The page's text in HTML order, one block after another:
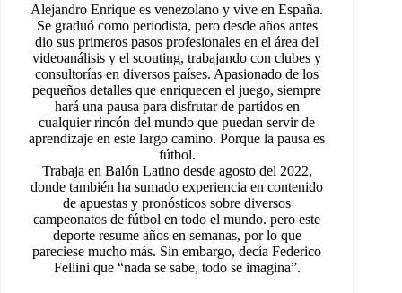
Alejandro Enrique es venezolano y vive en España.
Se graduó como periodista, pero desde años antes
dio sus primeros pasos profesionales en el área del
videoanálisis y el scouting, trabajando con clubes y
consultorías en diversos países. Apasionado de los
pequeños detalles que enriquecen el juego, siempre
hará una pausa para disfrutar de partidos en
cualquier rincón del mundo que puedan servir de
aprendizaje en este largo camino. Porque la pausa es
fútbol.
Trabaja en Balón Latino desde agosto del 2022,
donde también ha sumado experiencia en contenido
de apuestas y pronósticos sobre diversos
campeonatos de fútbol en todo el mundo. pero este
deporte resume años en semanas, por lo que
pareciese mucho más. Sin embargo, decía Federico
Fellini que “nada se sabe, todo se imagina”.